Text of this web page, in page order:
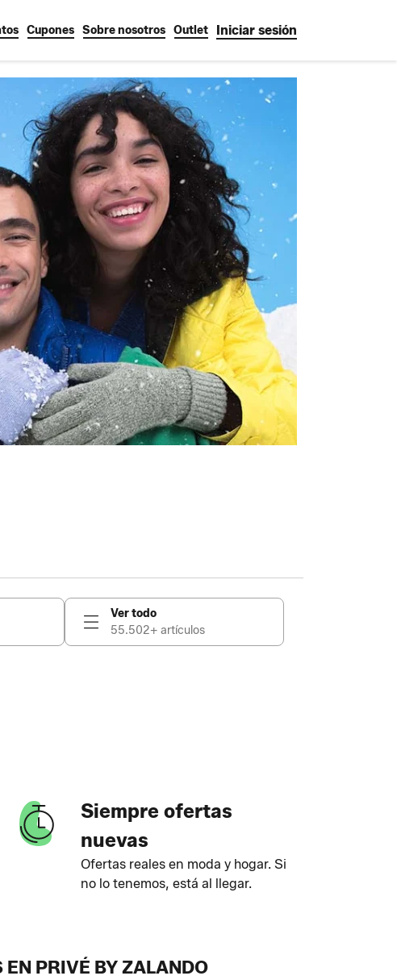
Cupones Sobre nosotros Outlet Iniciar sesión
Ver todo
55.502+ artículos
Siempre ofertas
nuevas
Ofertas reales en moda y hogar. Si
no lo tenemos, está al llegar.
PRIVÉ BY ZALANDO